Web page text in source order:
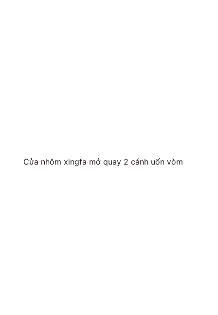
Cửa nhôm xingfa mở quay 2 cánh uốn vòm